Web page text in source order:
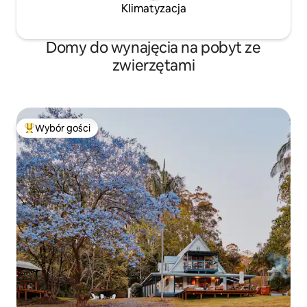
Klimatyzacja
Domy do wynajęcia na pobyt ze
zwierzętami
Najpopularniejsze z kategorii Wybór gości
Wybór gości